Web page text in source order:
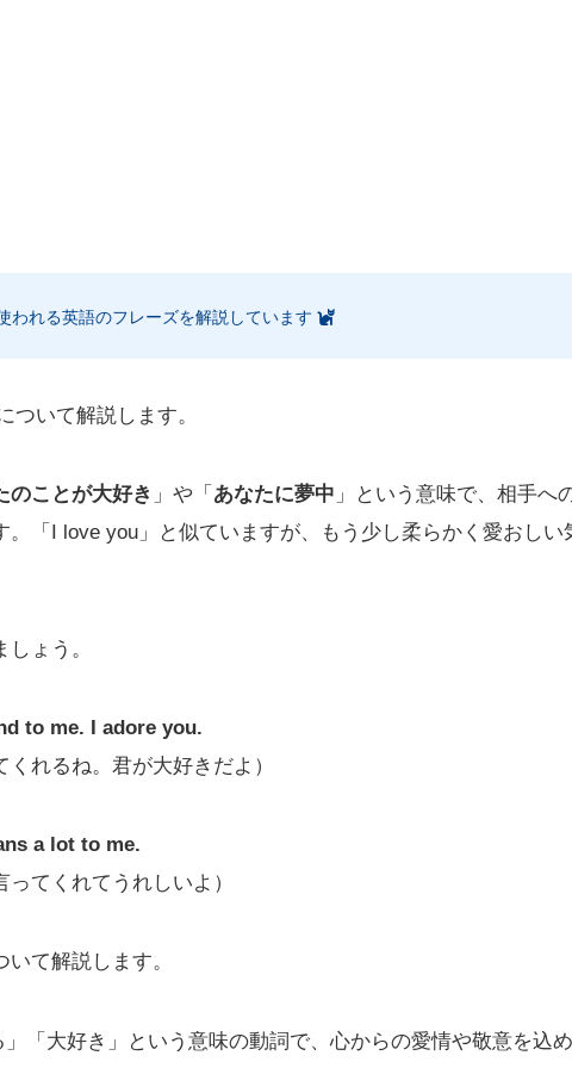
われる英語のフレーズを解説しています
ついて解説します。
のことが大好き 」や「 あなたに夢中 」という意味で、相手へ
。「I love you」と似ていますが、もう少し柔らかく愛おしい
ょう。
to me. I adore you.
くれるね。君が大好きだよ）
a lot to me.
ってくれてうれしいよ）
て解説します。
「大好き」という意味の動詞で、心からの愛情や敬意を込め